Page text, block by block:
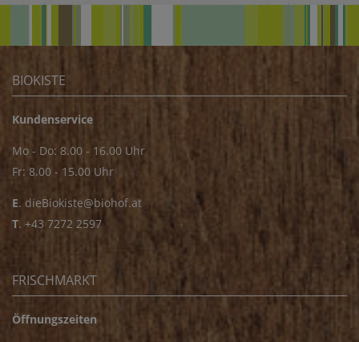
BIOKISTE
Kundenservice
Mo - Do: 8.00 - 16.00 Uhr
Fr: 8.00 - 15.00 Uhr
E. dieBiokiste@biohof.at
T. +43 7272 2597
FRISCHMARKT
Öffnungszeiten